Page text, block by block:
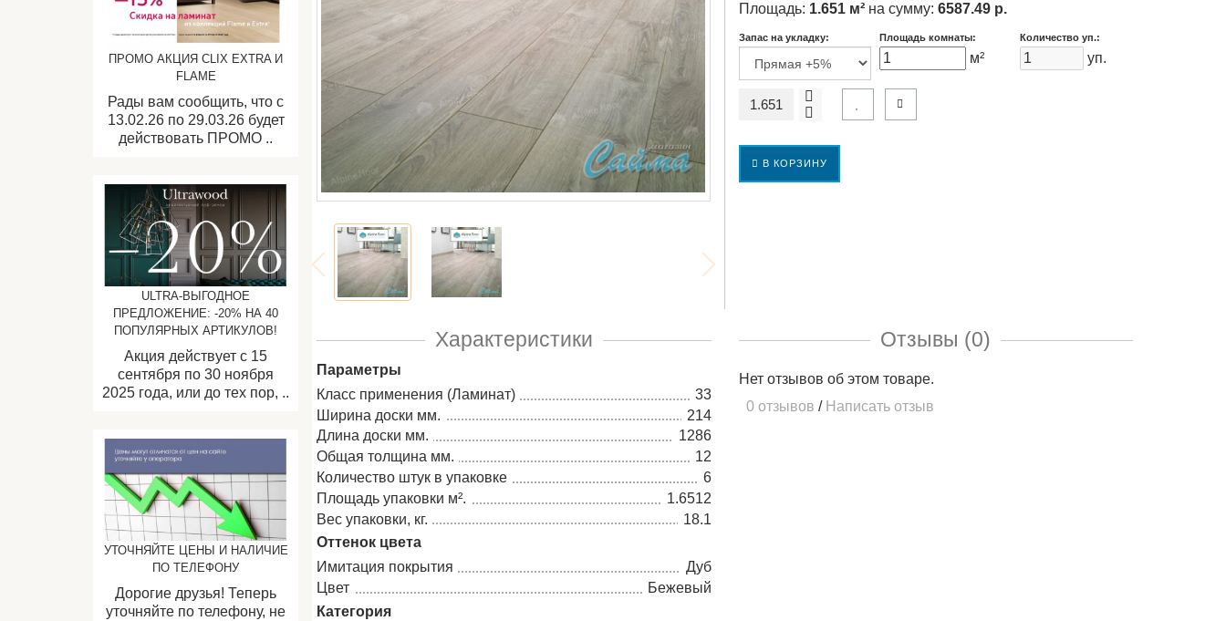
ПРОМО АКЦИЯ CLIX EXTRA И
FLAME
Рады вам сообщить, что с
13.02.26 по 29.03.26 будет
действовать ПРОМО ..
ULTRA-ВЫГОДНОЕ
ПРЕДЛОЖЕНИЕ: -20% НА 40
ПОПУЛЯРНЫХ АРТИКУЛОВ!
Акция действует с 15
сентября по 30 ноября
2025 года, или до тех пор, ..
УТОЧНЯЙТЕ ЦЕНЫ И НАЛИЧИЕ
ПО ТЕЛЕФОНУ
Дорогие друзья! Теперь
уточняйте по телефону, не
Площадь: 1.651 м²на сумму: 6587.49 р.
Запас на укладку: Площадь комнаты:
м²
Количество уп.:
уп.
В КОРЗИНУ
Характеристики
Параметры
Класс применения (Ламинат)
33
Ширина доски мм.
214
Длина доски мм.
1286
Общая толщина мм.
12
Количество штук в упаковке
6
Площадь упаковки м².
1.6512
Вес упаковки, кг.
18.1
Оттенок цвета
Имитация покрытия
Дуб
Цвет
Бежевый
Категория
Отзывы (0)
Нет отзывов об этом товаре.
0 отзывов / Написать отзыв